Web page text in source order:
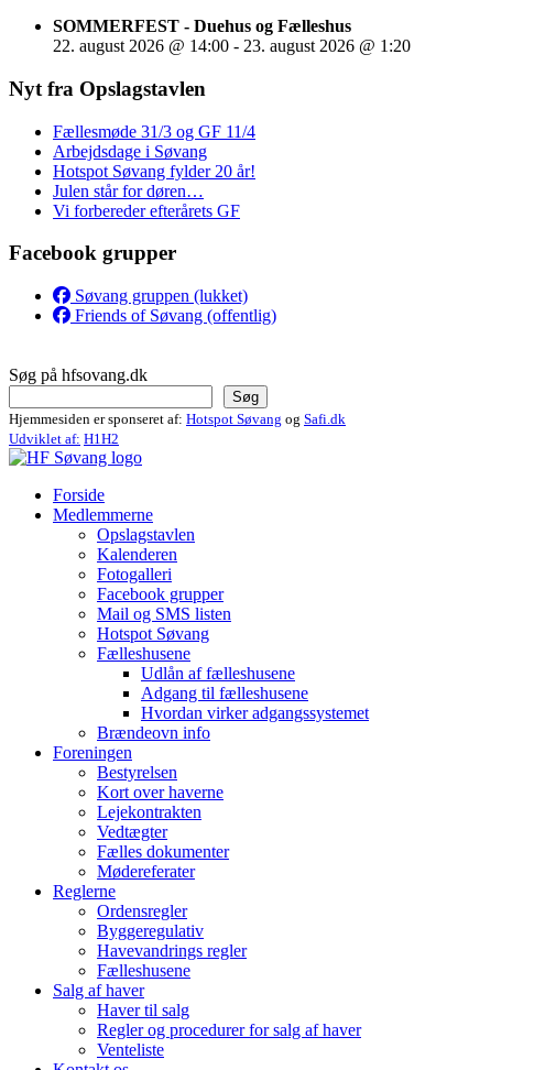
SOMMERFEST - Duehus og Fælleshus
22. august 2026 @ 14:00 - 23. august 2026 @ 1:20
Nyt fra Opslagstavlen
Fællesmøde 31/3 og GF 11/4
Arbejdsdage i Søvang
Hotspot Søvang fylder 20 år!
Julen står for døren…
Vi forbereder efterårets GF
Facebook grupper
Søvang gruppen (lukket)
Friends of Søvang (offentlig)
Søg på hfsovang.dk
Søg
Hjemmesiden er sponseret af: Hotspot Søvang og Safi.dk
Udviklet af: H1H2
Forside
Medlemmerne
Opslagstavlen
Kalenderen
Fotogalleri
Facebook grupper
Mail og SMS listen
Hotspot Søvang
Fælleshusene
Udlån af fælleshusene
Adgang til fælleshusene
Hvordan virker adgangssystemet
Brændeovn info
Foreningen
Bestyrelsen
Kort over haverne
Lejekontrakten
Vedtægter
Fælles dokumenter
Mødereferater
Reglerne
Ordensregler
Byggeregulativ
Havevandrings regler
Fælleshusene
Salg af haver
Haver til salg
Regler og procedurer for salg af haver
Venteliste